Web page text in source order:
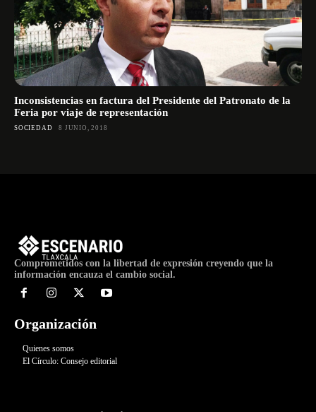
Inconsistencias en factura del Presidente del Patronato de la
Feria por viaje de representación
SOCIEDAD 8 JUNIO, 2018
Comprometidos con la libertad de expresión creyendo que la
información encauza el cambio social.
Organización
Quienes somos
El Círculo: Consejo editorial